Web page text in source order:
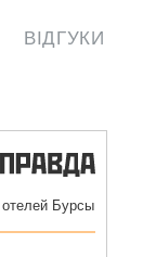
ВІДГУКИ